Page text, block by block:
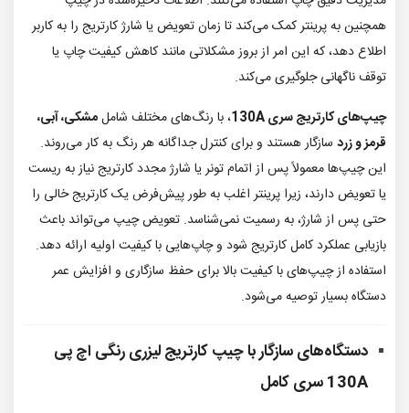
همچنین به پرینتر کمک می‌کند تا زمان تعویض یا شارژ کارتریج را به کاربر
اطلاع دهد، که این امر از بروز مشکلاتی مانند کاهش کیفیت چاپ یا
توقف ناگهانی جلوگیری می‌کند.
چیپ‌های کارتریج سری 130A
، با رنگ‌های مختلف شاملمشکی، آبی،
قرمز و زرد سازگار هستند و برای کنترل جداگانه هر رنگ به کار می‌روند.
این چیپ‌ها معمولاً پس از اتمام تونر یا شارژ مجدد کارتریج نیاز به ریست
یا تعویض دارند، زیرا پرینتر اغلب به طور پیش‌فرض یک کارتریج خالی را
حتی پس از شارژ، به رسمیت نمی‌شناسد. تعویض چیپ می‌تواند باعث
بازیابی عملکرد کامل کارتریج شود و چاپ‌هایی با کیفیت اولیه ارائه دهد.
استفاده از چیپ‌های با کیفیت بالا برای حفظ سازگاری و افزایش عمر
دستگاه بسیار توصیه می‌شود.
دستگاه‌های سازگار باچیپ کارتریج لیزری رنگی اچ پی
130A سری کامل